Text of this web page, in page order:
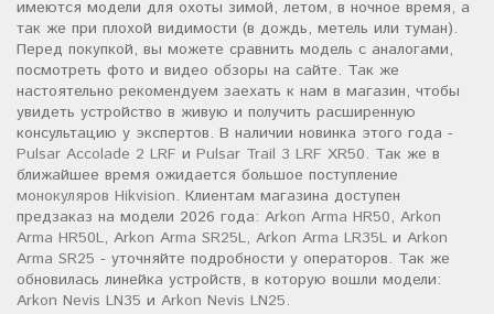
имеются модели для охоты зимой, летом, в ночное время, а
так же при плохой видимости (в дождь, метель или туман).
Перед покупкой, вы можете сравнить модель с аналогами,
посмотреть фото и видео обзоры на сайте. Так же
настоятельно рекомендуем заехать к нам в магазин, чтобы
увидеть устройство в живую и получить расширенную
консультацию у экспертов. В наличии новинка этого года -
Pulsar Accolade 2 LRF и Pulsar Trail 3 LRF XR50. Так же в
ближайшее время ожидается большое поступление
монокуляров Hikvision. Клиентам магазина доступен
предзаказ на модели 2026 года: Arkon Arma HR50, Arkon
Arma HR50L, Arkon Arma SR25L, Arkon Arma LR35L и Arkon
Arma SR25 - уточняйте подробности у операторов. Так же
обновилась линейка устройств, в которую вошли модели:
Arkon Nevis LN35 и Arkon Nevis LN25.